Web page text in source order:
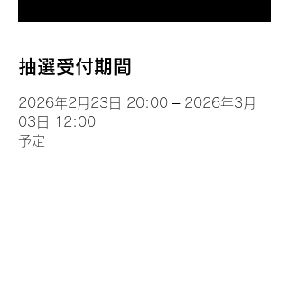
抽選受付期間
2026年2月23日 20:00 – 2026年3月
03日 12:00
予定